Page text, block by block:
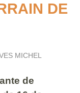
DE
MICHEL
de